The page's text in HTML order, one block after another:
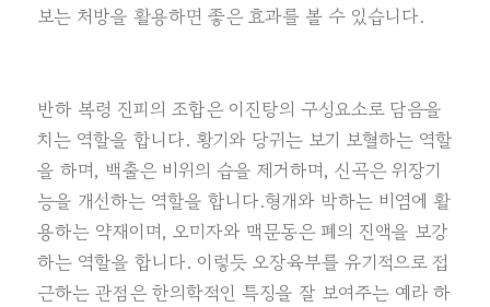
보는 처방을 활용하면 좋은 효과를 볼 수 있습니다.
반하 복령 진피의 조합은 이진탕의 구성요소로 담음을
치는 역할을 합니다. 황기와 당귀는 보기 보혈하는 역할
을 하며, 백출은 비위의 습을 제거하며, 신곡은 위장기
능을 개선하는 역할을 합니다.형개와 박하는 비염에 활
용하는 약재이며, 오미자와 맥문동은 폐의 진액을 보강
하는 역할을 합니다. 이렇듯 오장육부를 유기적으로 접
근하는 관점은 한의학적인 특징을 잘 보여주는 예라 하